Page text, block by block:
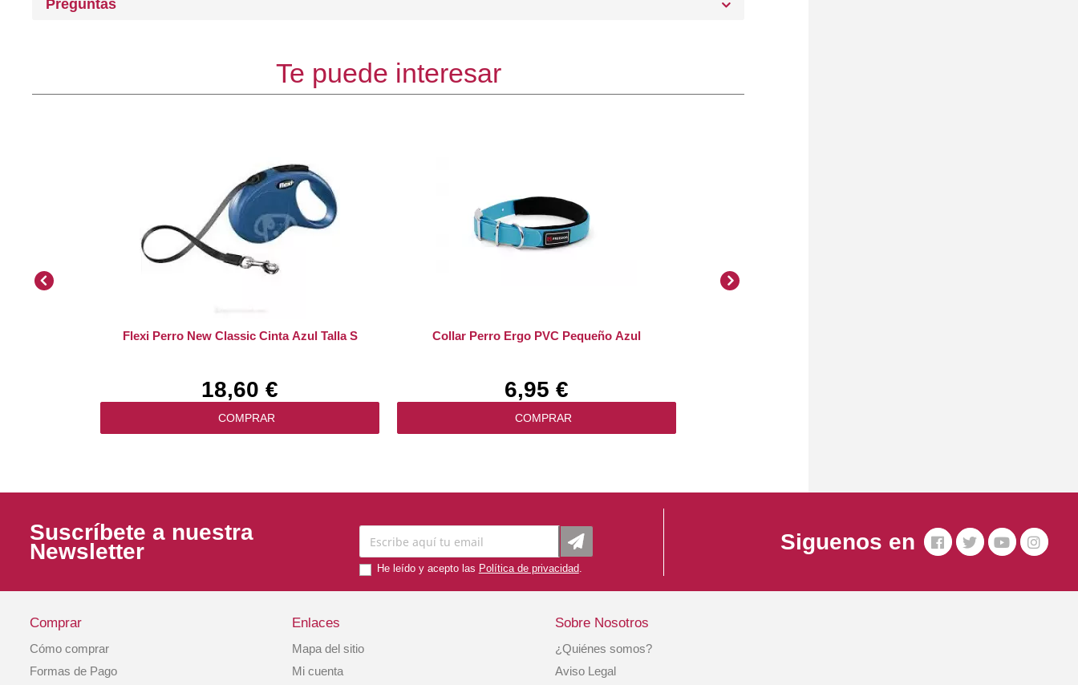
Preguntas
Te puede interesar
Flexi Perro New Classic Cinta Azul Talla S
18,60 €
COMPRAR
Collar Perro Ergo PVC Pequeño Azul
6,95 €
COMPRAR
Collar Perro Nylon Basic Granate Talla 1
Acople 2 Perros Nylon Duo Negro 15x35cm.
Freedog
Suscríbete a nuestra
Newsletter
He leído y acepto las Política de privacidad.
Siguenos en
Comprar
Cómo comprar
Formas de Pago
Enlaces
Mapa del sitio
Mi cuenta
Sobre Nosotros
¿Quiénes somos?
Aviso Legal